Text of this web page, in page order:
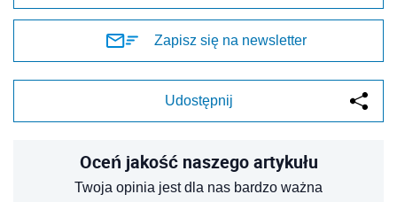
Zapisz się na newsletter
Udostępnij
Oceń jakość naszego artykułu
Twoja opinia jest dla nas bardzo ważna